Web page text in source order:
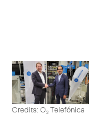
Credits: O2Telefónica